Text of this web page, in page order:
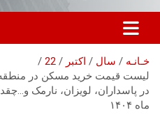
خـانـه سال اکتبر
22
در پاسداران، لویزان، نارمک
ماه ۱۴۰۴